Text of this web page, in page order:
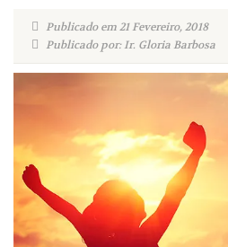
Publicado em 21 Fevereiro, 2018
Publicado por: Ir. Gloria Barbosa